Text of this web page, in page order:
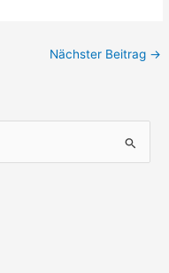
Nächster Beitrag →